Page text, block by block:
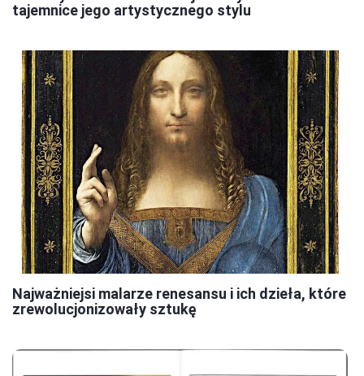
tajemnice jego artystycznego stylu
Najważniejsi malarze renesansu i ich dzieła, które
zrewolucjonizowały sztukę